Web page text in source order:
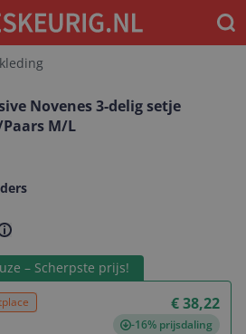
Novenes 3-delig setje
M/L
– Scherpste prijs!
€ 38,22
-16% prijsdaling